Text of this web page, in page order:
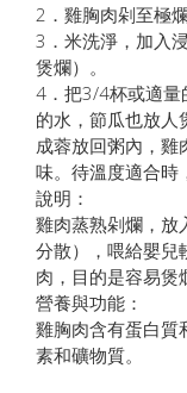
2．雞胸肉剁至極爛
3．米洗淨，加入
煲爛）。
4．把3/4杯或適量
的水，節瓜也放人
成蓉放回粥內，
味。待溫度適合時
說明：
雞肉蒸熟剁爛，放
分散），喂給嬰兒
肉，目的是容易煲
營養與功能：
雞胸肉含有蛋白質
素和礦物質。